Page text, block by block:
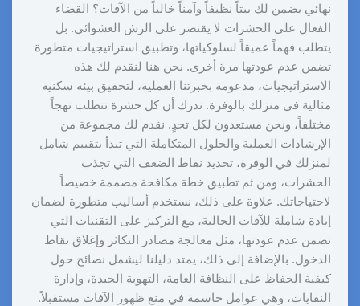
نهائي يضمن لك بيتاً نظيفاً وآمناً خالياً من الآفات؟ القضاء
الفعال على الحشرات لا يقتصر على الرش العشوائي. بل
يتطلب فهماً عميقاً لسلوكياتها، وتطبيق استراتيجيات متطورة
تضمن عدم عودتها مرة أخرى. نحن هنا لنقدم لك هذه
الاستراتيجيات، مدعومة بخبرتنا العملية، لتحقيق بيئة سكنية
مثالية في منزلك بالوفرة. ندرك أن كل حشرة تتطلب نهجاً
مختلفاً، ونحن مستعدون لكل تحدٍ. نقدم لك مجموعة من
الإرشادات العملية والحلول المتكاملة التي تبدأ بتقييم شامل
لمنزلك في الوفرة، تحديد نقاط الضعف التي تجذب
الحشرات، ومن ثم تطبيق خطة مكافحة مصممة خصيصاً
لاحتياجاتك. علاوة على ذلك، نستخدم أساليب متطورة لضمان
إبادة شاملة للآفات الحالية، مع التركيز على التقنيات التي
تضمن عدم عودتها، مثل معالجة مصادر التكاثر وإغلاق نقاط
الدخول. بالإضافة إلى ذلك، يمتد دليلنا ليشمل نصائح حول
كيفية الحفاظ على النظافة العامة، التهوية الجيدة، وإدارة
النفايات، وهي عوامل حاسمة في منع ظهور الآفات مستقبلاً.